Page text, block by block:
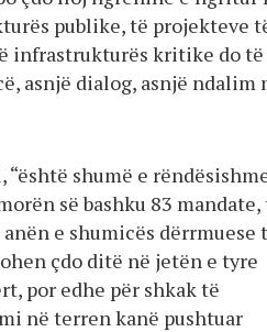
publike, të projekteve
infrastrukturës kritike do të
asnjë dialog, asnjë ndalim
shumë e
së bashku 83 mandate,
e shumicës dërrmuese
çdo ditë në jetën e tyre
por edhe për shkak të
në terren kanë pushtuar